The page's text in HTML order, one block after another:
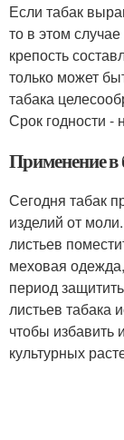
Если табак
то в этом
крепость
только может
табака
Срок годности -
Применение
Сегодня табак
изделий от
листьев
меховая
период
листьев табака
чтобы избавить
культурных